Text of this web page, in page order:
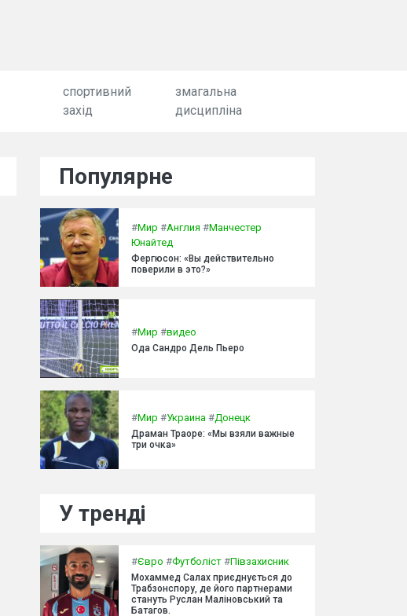
спортивний
захід
змагальна
дисципліна
Популярне
#Мир #Англия #Манчестер
Юнайтед
Фергюсон: «Вы действительно
поверили в это?»
#Мир #видео
Ода Сандро Дель Пьеро
#Мир #Украина #Донецк
Драман Траоре: «Мы взяли важные
три очка»
У тренді
#Євро #Футболіст #Півзахисник
Мохаммед Салах приєднується до
Трабзонспору, де його партнерами
стануть Руслан Маліновський та
Батагов.